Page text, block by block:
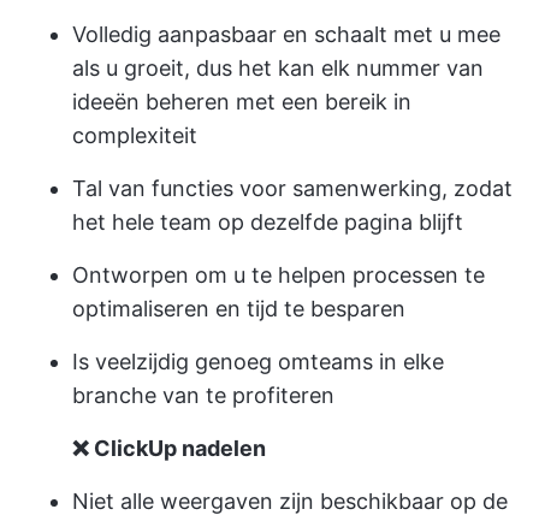
Volledig aanpasbaar en schaalt met u mee
als u groeit, dus het kan elk nummer van
ideeën beheren met een bereik in
complexiteit
Tal van functies voor samenwerking, zodat
het hele team op dezelfde pagina blijft
Ontworpen om u te helpen processen te
optimaliseren en tijd te besparen
Is veelzijdig genoeg omteams in elke
branche van te profiteren
❌ ClickUp nadelen
Niet alle weergaven zijn beschikbaar op de